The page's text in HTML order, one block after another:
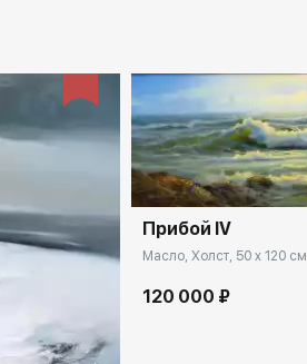
Прибой IV
Масло, Холст, 50 x 120 см
120 000 ₽